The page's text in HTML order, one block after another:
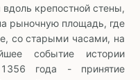
крепостной стены,
рыночную площадь, где
со старыми часами, на
событие истории
года - принятие